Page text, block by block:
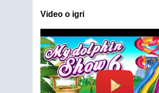
Video o igri